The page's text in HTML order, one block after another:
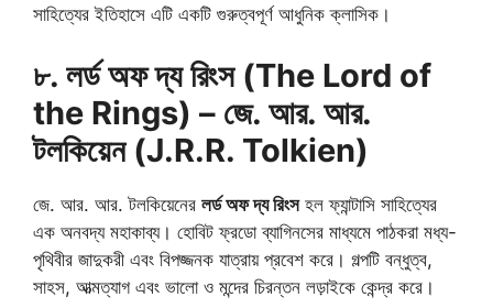
সাহিত্যের ইতিহাসে এটি একটি গুরুত্বপূর্ণ আধুনিক ক্লাসিক।
৮. লর্ড অফ দ্য রিংস (The Lord of
the Rings) – জে. আর. আর.
টলকিয়েন (J.R.R. Tolkien)
জে. আর. আর. টলকিয়েনের লর্ড অফ দ্য রিংসহল ফ্যান্টাসি সাহিত্যের
এক অনবদ্য মহাকাব্য। হোবিট ফ্রডো ব্যাগিনসের মাধ্যমে পাঠকরা মধ্য-
পৃথিবীর জাদুকরী এবং বিপজ্জনক যাত্রায় প্রবেশ করে। গল্পটি বন্ধুত্ব,
সাহস, আত্মত্যাগ এবং ভালো ও মন্দের চিরন্তন লড়াইকে কেন্দ্র করে।